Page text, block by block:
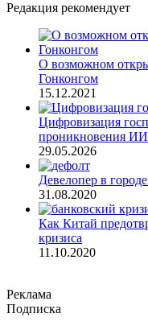
Редакция рекомендует
О возможном
Гонконгом
15.12.2021
Цифровизация
проникновения ИИ
29.05.2026
Девелопер в
31.08.2020
Как Китай
кризиса
11.10.2020
Реклама
Подписка